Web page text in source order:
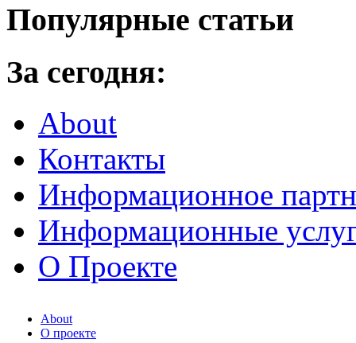
Популярные статьи
За сегодня:
About
Контакты
Информационное
Информационные
О Проекте
About
О проекте